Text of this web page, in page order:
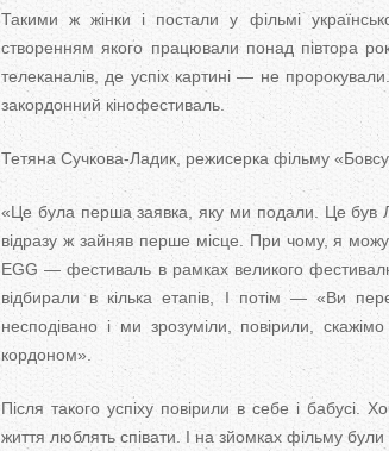
Такими ж жінки і постали у фільмі
створенням якого працювали понад півтора
телеканалів, де успіх картині — не
закордонний кінофестиваль.
Тетяна Сучкова-Ладик, режисерка фільму
«Це була перша заявка, яку ми подали. Це був
відразу ж зайняв перше місце. При чому, я
ЕGG — фестиваль в рамках великого
відбирали в кілька етапів, І потім — «Ви
несподівано і ми зрозуміли, повірили,
кордоном».
Після такого успіху повірили в себе і бабусі.
життя люблять співати. І на зйомках фільму